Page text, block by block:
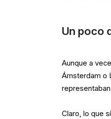
Un poco
Aunque a
Ámsterdam o
Claro, lo que